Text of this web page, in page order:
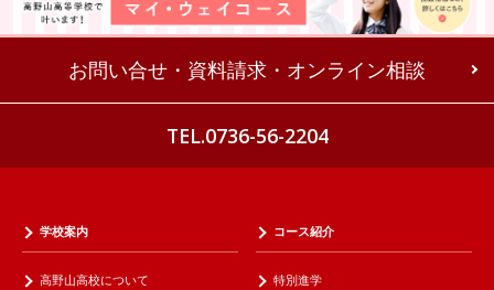
お問い合せ・資料請求・オンライン相談
TEL.0736-56-2204
学校案内
高野山高校について
コース紹介
特別進学